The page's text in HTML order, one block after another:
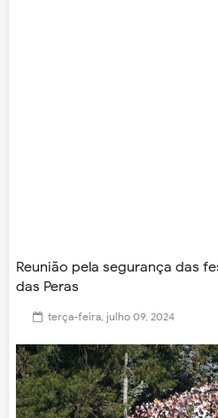
Reunião pela segurança das
das Peras
terça-feira, julho 09, 2024